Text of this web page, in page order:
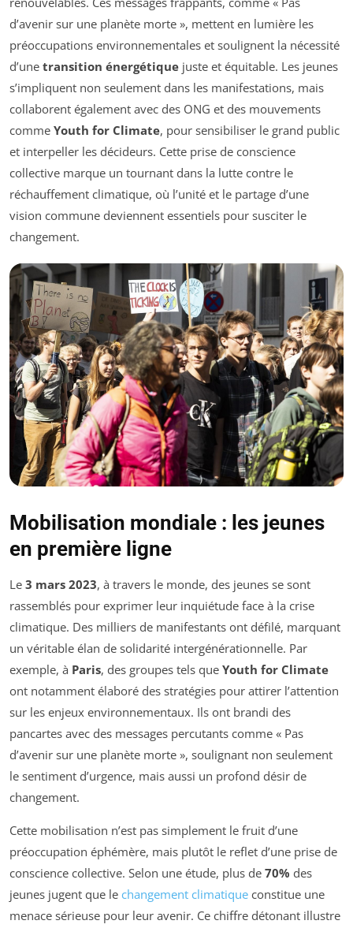
d’avenir sur une planète morte », mettent en lumière les
préoccupations environnementales et soulignent la nécessité
d’une transition énergétique juste et équitable. Les jeunes
s’impliquent non seulement dans les manifestations, mais
collaborent également avec des ONG et des mouvements
comme Youth for Climate, pour sensibiliser le grand public
et interpeller les décideurs. Cette prise de conscience
collective marque un tournant dans la lutte contre le
réchauffement climatique, où l’unité et le partage d’une
vision commune deviennent essentiels pour susciter le
changement.
Mobilisation mondiale : les jeunes
en première ligne
Le 3 mars 2023, à travers le monde, des jeunes se sont
rassemblés pour exprimer leur inquiétude face à la crise
climatique. Des milliers de manifestants ont défilé, marquant
un véritable élan de solidarité intergénérationnelle. Par
exemple, à Paris, des groupes tels que Youth for Climate
ont notamment élaboré des stratégies pour attirer l’attention
sur les enjeux environnementaux. Ils ont brandi des
pancartes avec des messages percutants comme « Pas
d’avenir sur une planète morte », soulignant non seulement
le sentiment d’urgence, mais aussi un profond désir de
changement.
Cette mobilisation n’est pas simplement le fruit d’une
préoccupation éphémère, mais plutôt le reflet d’une prise de
conscience collective. Selon une étude, plus de 70% des
jeunes jugent que le changement climatique constitue une
menace sérieuse pour leur avenir. Ce chiffre détonant illustre